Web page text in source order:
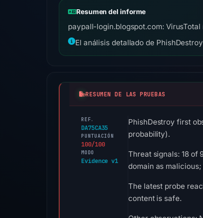
Resumen del informe
paypall-login.blogspot.com:
El análisis detallado de
RESUMEN DE LAS PRUEBAS
REF.
DA75CA35
PUNTUACIÓN
100/100
MODO
Evidence v1
PhishDestroy first
probability).
Threat signals: 18 of
domain as
The latest probe
content is safe.